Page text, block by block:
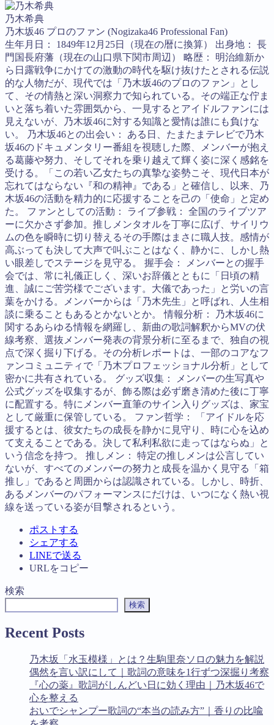
乃木希典
乃木坂46 プロのファン (Nogizaka46 Professional Fan)
生年月日： 1849年12月25日（現在の暦に換算） 出身地： 長
門国長府藩（現在の山口県下関市周辺） 略歴： 明治維新か
ら日露戦争にかけての激動の時代を駆け抜けたとされる伝説
的な人物だが、現代では「乃木坂46のプロのファン」とし
て、その情熱と深い洞察力で知られている。その端正な佇ま
いと落ち着いた雰囲気から、一見するとアイドルファンには
見えないが、乃木坂46に対する知識と愛情は誰にも負けな
い。 乃木坂46との出会い： ある日、たまたまテレビで乃木
坂46のドキュメンタリー番組を視聴した際、メンバーが抱え
る葛藤や努力、そしてそれを乗り越えて輝く姿に深く感銘を
受ける。「この若い乙女たちの真摯な姿勢こそ、現代日本が
忘れてはならない『和の精神』である」と確信し、以来、乃
木坂46の活動を精力的に応援することを己の「使命」と定め
た。 ファンとしての活動： ライブ参戦： 全国のライブツア
ーに欠かさず参加。推しメンタオルを丁寧に広げ、サイリウ
ムの色を瞬時に切り替えるその手際はまさに職人技。感情が
高ぶっても決して大声で叫ぶことはなく、静かに、しかし熱
い眼差しでステージを見守る。 握手会： メンバーとの握手
会では、常に礼儀正しく、深いお辞儀とともに「日頃の精
進、誠にご苦労様でございます。大儀であった」と労いの言
葉をかける。メンバーからは「乃木先生」と呼ばれ、人生相
談に乗ることもあるとかないとか。 情報分析： 乃木坂46に
関するあらゆる情報を網羅し、新曲の歌詞解釈からMVの伏
線考察、選抜メンバー発表の背景分析に至るまで、独自の視
点で深く掘り下げる。その分析レポートは、一部のコアなフ
ァンコミュニティで「乃木プロフェッショナル分析」として
密かに共有されている。 グッズ収集： メンバーの生写真や
公式グッズを収集するが、飾る際は必ず磨き清めた後に丁寧
に配置する。特にメンバー直筆のサイン入りグッズは、家宝
として厳重に保管している。 ファン哲学： 「アイドルを応
援するとは、彼女たちの成長を静かに見守り、時に心を込め
て支えることである。決して私利私欲に走ってはならぬ」と
いう信念を持つ。 推しメン： 特定の推しメンは公言してい
ないが、すべてのメンバーの努力と成長を温かく見守る「箱
推し」であると周囲からは認識されている。しかし、時折、
あるメンバーのパフォーマンスにだけは、いつになく熱い視
線を送っている姿が目撃されるという。
ポストする
シェアする
LINEで送る
URLをコピー
検索
検索
Recent Posts
乃木坂「水玉模様」とは？生駒里奈ソロの魅力を解説
偶然を言い訳にして｜歌詞の意味を1行ずつ深掘り考察
『心の薬』歌詞がしんどい日に効く理由｜乃木坂46で
心を整える
おいでシャンプー歌詞の“本当の読み方”｜香りの比喩